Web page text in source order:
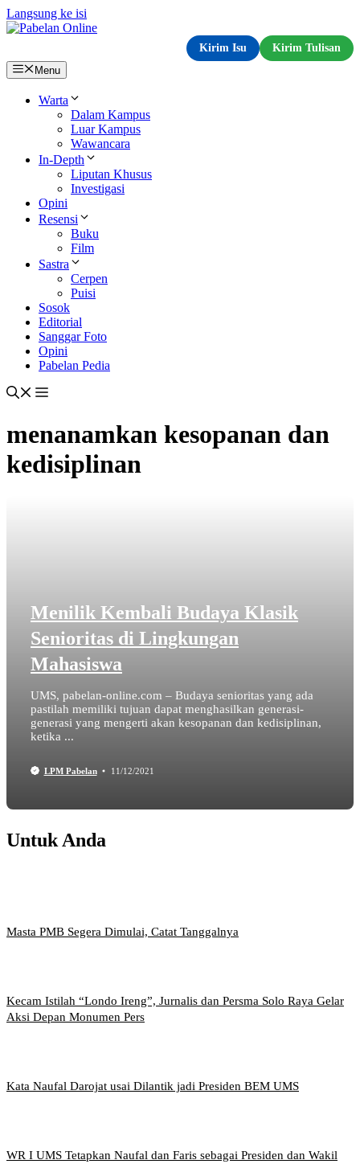
Langsung ke isi
Kirim Isu
Kirim Tulisan
Menu
Warta
Dalam Kampus
Luar Kampus
Wawancara
In-Depth
Liputan Khusus
Investigasi
Opini
Resensi
Buku
Film
Sastra
Cerpen
Puisi
Sosok
Editorial
Sanggar Foto
Opini
Pabelan Pedia
menanamkan kesopanan dan
kedisiplinan
Menilik Kembali Budaya Klasik
Senioritas di Lingkungan
Mahasiswa
UMS, pabelan-online.com – Budaya senioritas yang ada
pastilah memiliki tujuan dapat menghasilkan generasi-
generasi yang mengerti akan kesopanan dan kedisiplinan,
ketika ...
LPM Pabelan 11/12/2021
Untuk Anda
Masta PMB Segera Dimulai, Catat Tanggalnya
Kecam Istilah “Londo Ireng”, Jurnalis dan Persma Solo Raya Gelar
Aksi Depan Monumen Pers
Kata Naufal Darojat usai Dilantik jadi Presiden BEM UMS
WR I UMS Tetapkan Naufal dan Faris sebagai Presiden dan Wakil